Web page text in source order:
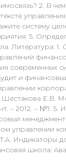
2. В
систему
5.
Литература:
современных
и
Е.В.
– 2012. – №1. 5.
менеджмент.
управлении
Индикаторы
школа: